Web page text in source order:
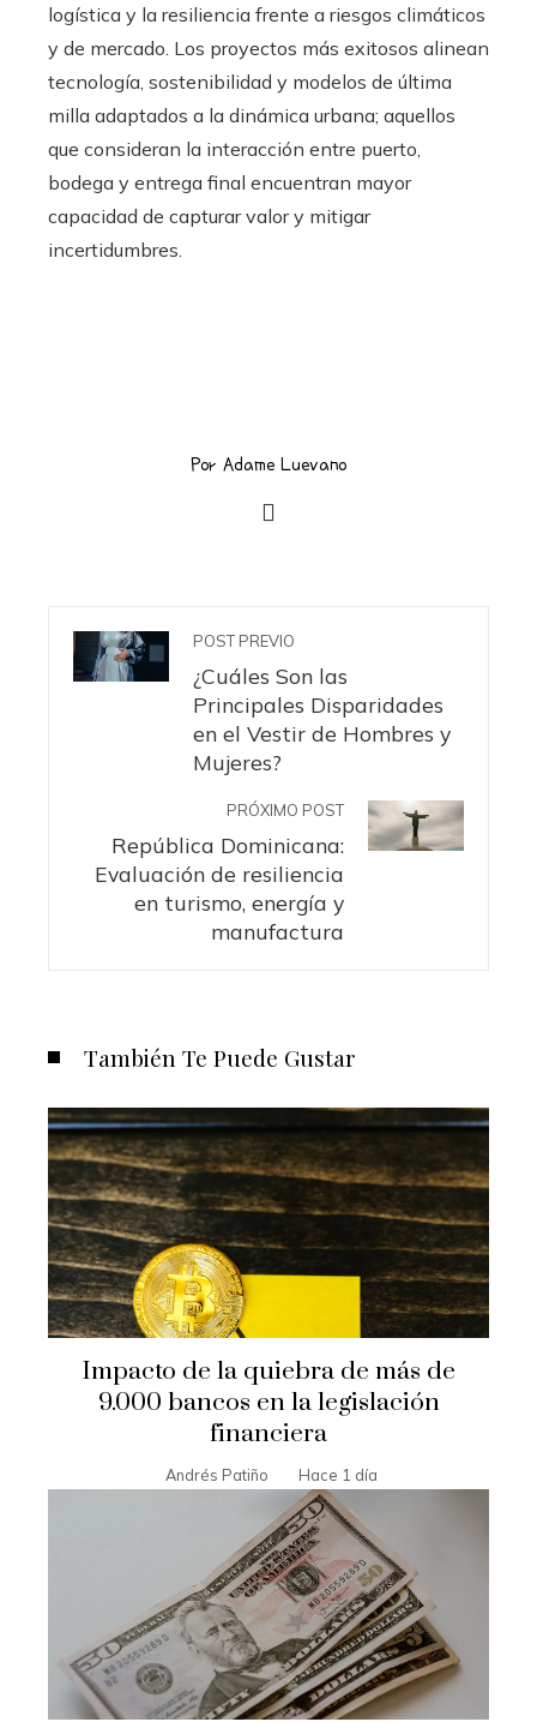
logística y la resiliencia frente a riesgos climáticos
y de mercado. Los proyectos más exitosos alinean
tecnología, sostenibilidad y modelos de última
milla adaptados a la dinámica urbana; aquellos
que consideran la interacción entre puerto,
bodega y entrega final encuentran mayor
capacidad de capturar valor y mitigar
incertidumbres.
Por Adame Luevano
POST PREVIO
¿Cuáles Son las
Principales Disparidades
en el Vestir de Hombres y
Mujeres?
PRÓXIMO POST
República Dominicana:
Evaluación de resiliencia
en turismo, energía y
manufactura
También Te Puede Gustar
Impacto de la quiebra de más de
9.000 bancos en la legislación
financiera
Andrés Patiño Hace 1 día